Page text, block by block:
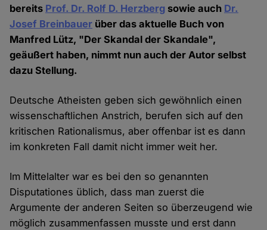
bereits Prof. Dr. Rolf D. Herzberg sowie auch Dr.
Josef Breinbauer über das aktuelle Buch von
Manfred Lütz, "Der Skandal der Skandale",
geäußert haben, nimmt nun auch der Autor selbst
dazu Stellung.
Deutsche Atheisten geben sich gewöhnlich einen
wissenschaftlichen Anstrich, berufen sich auf den
kritischen Rationalismus, aber offenbar ist es dann
im konkreten Fall damit nicht immer weit her.
Im Mittelalter war es bei den so genannten
Disputationes üblich, dass man zuerst die
Argumente der anderen Seiten so überzeugend wie
möglich zusammenfassen musste und erst dann